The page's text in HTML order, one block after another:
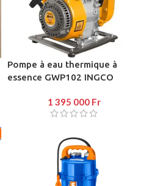
Pompe à eau thermique à
essence GWP102 INGCO
1 395 000 Fr